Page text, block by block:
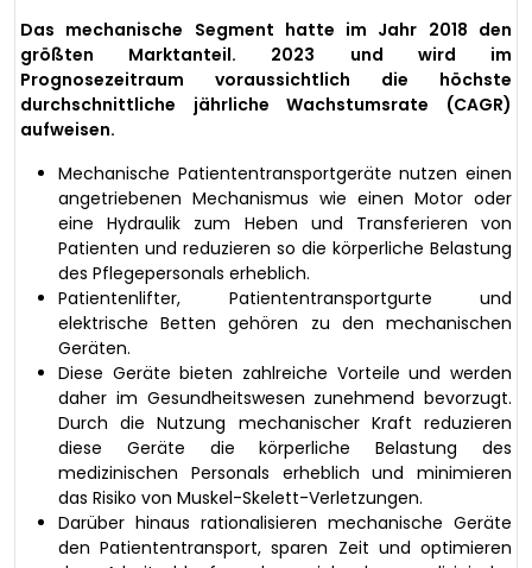
Das mechanische Segment hatte im Jahr 2018 den
größten Marktanteil. 2023 und wird im
Prognosezeitraum voraussichtlich die höchste
durchschnittliche jährliche Wachstumsrate (CAGR)
aufweisen.
Mechanische Patiententransportgeräte nutzen einen
angetriebenen Mechanismus wie einen Motor oder
eine Hydraulik zum Heben und Transferieren von
Patienten und reduzieren so die körperliche Belastung
des Pflegepersonals erheblich.
Patientenlifter, Patiententransportgurte und
elektrische Betten gehören zu den mechanischen
Geräten.
Diese Geräte bieten zahlreiche Vorteile und werden
daher im Gesundheitswesen zunehmend bevorzugt.
Durch die Nutzung mechanischer Kraft reduzieren
diese Geräte die körperliche Belastung des
medizinischen Personals erheblich und minimieren
das Risiko von Muskel-Skelett-Verletzungen.
Darüber hinaus rationalisieren mechanische Geräte
den Patiententransport, sparen Zeit und optimieren